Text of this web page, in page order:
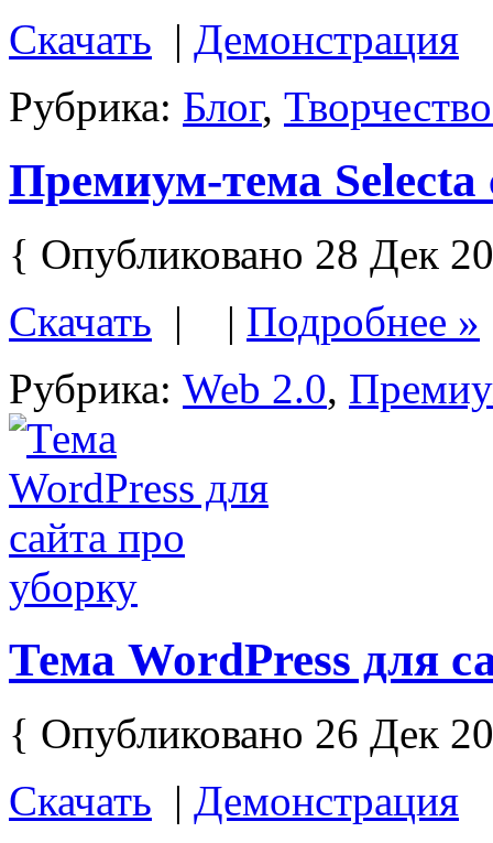
Скачать | Демонстрация
Рубрика: Блог, Творчество
Премиум-тема
{ Опубликовано 28 Дек
Скачать | | Подробнее »
Рубрика: Web 2.0,
Тема WordPress для
{ Опубликовано 26 Дек
Скачать | Демонстрация